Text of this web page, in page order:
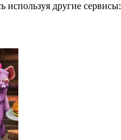
используя другие сервисы: